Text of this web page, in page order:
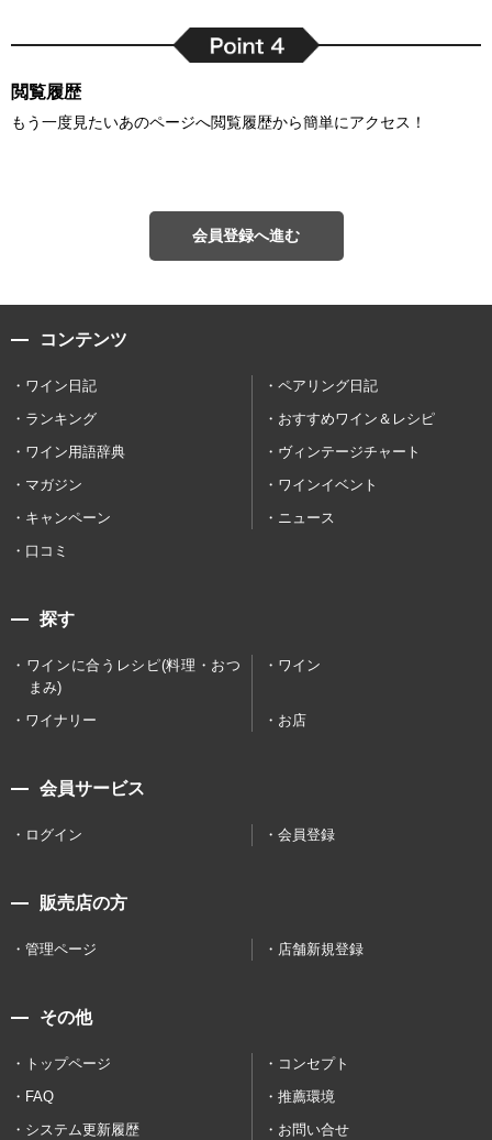
閲覧履歴
もう一度見たいあのページへ閲覧履歴から簡単にアクセス！
会員登録へ進む
コンテンツ
ワイン日記
ペアリング日記
ランキング
おすすめワイン＆レシピ
ワイン用語辞典
ヴィンテージチャート
マガジン
ワインイベント
キャンペーン
ニュース
口コミ
探す
ワインに合うレシピ(料理・おつ
まみ)
ワイン
ワイナリー お店
会員サービス
ログイン 会員登録
販売店の方
管理ページ 店舗新規登録
その他
トップページ
コンセプト
FAQ
推薦環境
システム更新履歴
お問い合せ